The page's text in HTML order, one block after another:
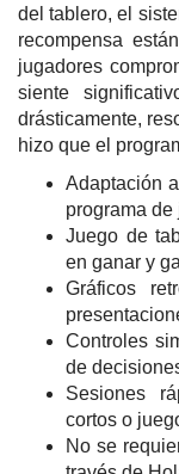
del tablero, el
recompensa
jugadores
siente
drásticamente,
hizo que el
Adaptación
programa
Juego de
en ganar y
Gráficos
Controles
de
Sesiones
cortos o
No se